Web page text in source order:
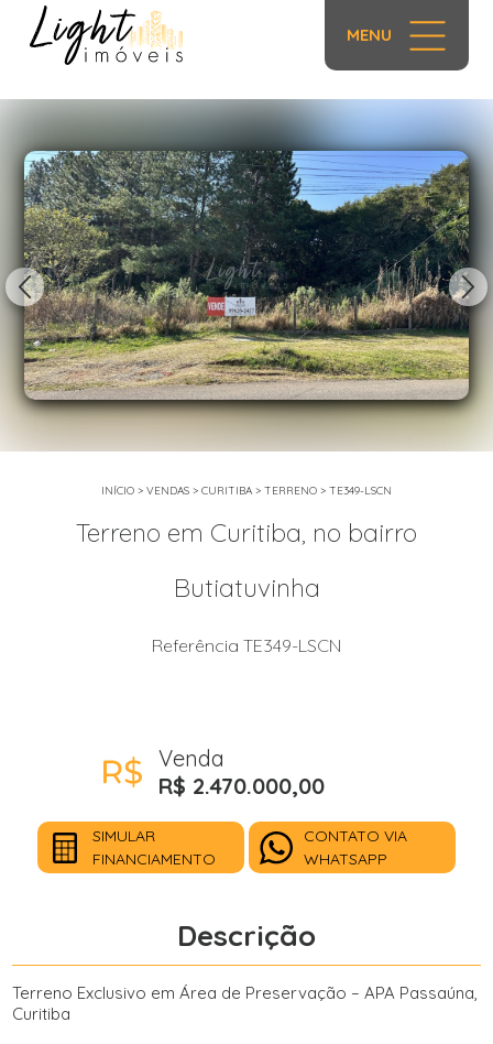
MENU
INÍCIO > VENDAS > CURITIBA > TERRENO > TE349-LSCN
Terreno em Curitiba, no bairro
Butiatuvinha
Referência TE349-LSCN
Venda
R$ 2.470.000,00
SIMULAR
FINANCIAMENTO
CONTATO VIA
WHATSAPP
Descrição
Terreno Exclusivo em Área de Preservação – APA Passaúna,
Curitiba